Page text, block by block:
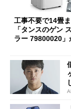
工事不要で14畳
「タンスのゲン
ラー 79800020」